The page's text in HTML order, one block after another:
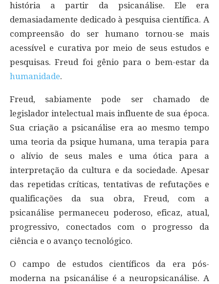
história a partir da psicanálise. Ele era
demasiadamente dedicado à pesquisa científica. A
compreensão do ser humano tornou-se mais
acessível e curativa por meio de seus estudos e
pesquisas. Freud foi gênio para o bem-estar da
humanidade.
Freud, sabiamente pode ser chamado de
legislador intelectual mais influente de sua época.
Sua criação a psicanálise era ao mesmo tempo
uma teoria da psique humana, uma terapia para
o alívio de seus males e uma ótica para a
interpretação da cultura e da sociedade. Apesar
das repetidas críticas, tentativas de refutações e
qualificações da sua obra, Freud, com a
psicanálise permaneceu poderoso, eficaz, atual,
progressivo, conectados com o progresso da
ciência e o avanço tecnológico.
O campo de estudos científicos da era pós-
moderna na psicanálise é a neuropsicanálise. A